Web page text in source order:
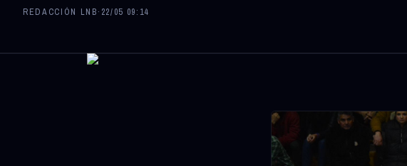
REDACCIÓN LNB· 22/05 09:14